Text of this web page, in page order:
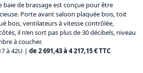
baie de brassage est conçue pour être
Porte avant saloon plaquée bois, toit
bois, ventilateurs à vitesse contrôlée,
il n’en sort pas plus de 30 décibels, niveau
à coucher.
à 42U | de 2 691,43 à 4 217,15 € TTC